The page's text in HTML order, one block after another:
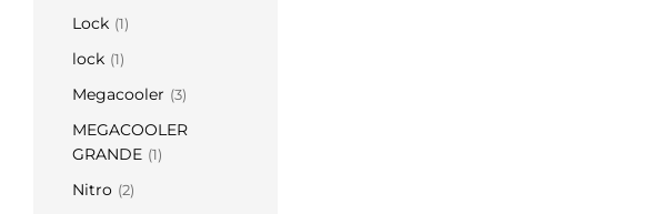
Lock (1)
lock (1)
Megacooler (3)
MEGACOOLER
GRANDE (1)
Nitro (2)